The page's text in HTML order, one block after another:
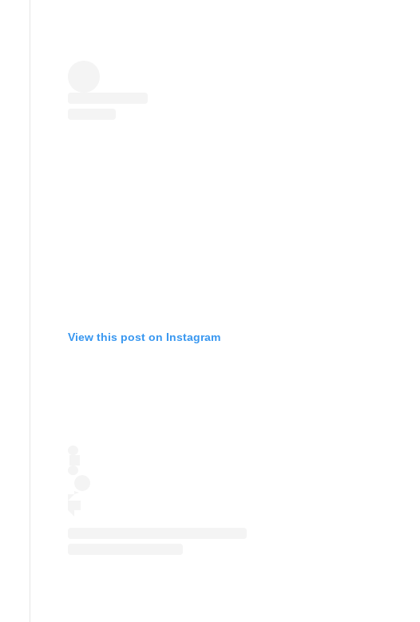
View this post on Instagram